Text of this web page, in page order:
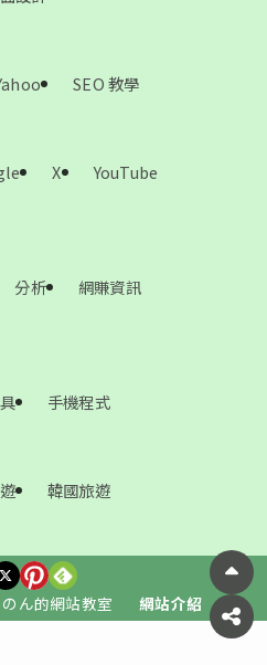
SEO 教學
X
YouTube
分析
網賺資訊
手機程式
韓國旅遊
ん的網站教室 網站介紹